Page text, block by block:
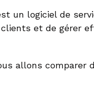
un logiciel de
et de gérer
allons comparer